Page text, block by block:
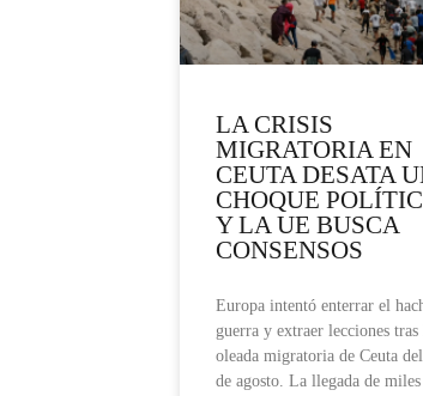
LA CRISIS
MIGRATORIA EN
CEUTA DESATA
CHOQUE
Y LA UE BUSCA
CONSENSOS
Europa intentó enterrar el
guerra y extraer lecciones tras
oleada migratoria de Ceuta
de agosto. La llegada de miles